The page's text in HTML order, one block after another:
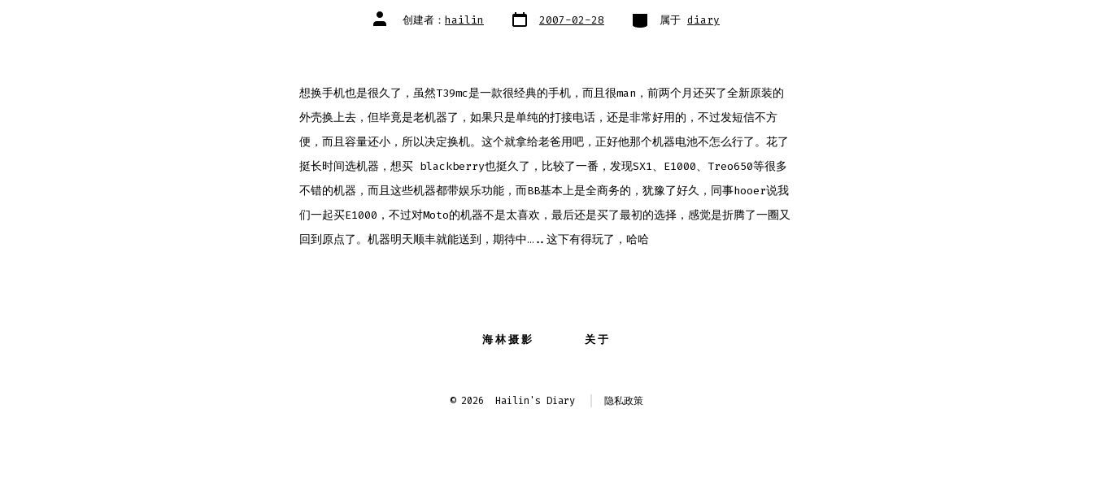
文
章 创建者： hailin 文
章 2007-02-28 类
别 属于 diary
想换手机也是很久了，虽然T39mc是一款很经典的手机，而且很man，前两个月还买了全新原装的
外壳换上去，但毕竟是老机器了，如果只是单纯的打接电话，还是非常好用的，不过发短信不方
便，而且容量还小，所以决定换机。这个就拿给老爸用吧，正好他那个机器电池不怎么行了。花了
挺长时间选机器，想买 blackberry也挺久了，比较了一番，发现SX1、E1000、Treo650等很多
不错的机器，而且这些机器都带娱乐功能，而BB基本上是全商务的，犹豫了好久，同事hooer说我
们一起买E1000，不过对Moto的机器不是太喜欢，最后还是买了最初的选择，感觉是折腾了一圈又
回到原点了。机器明天顺丰就能送到，期待中…..这下有得玩了，哈哈
海林摄影 关于
© 2026 Hailin's Diary 隐私政策